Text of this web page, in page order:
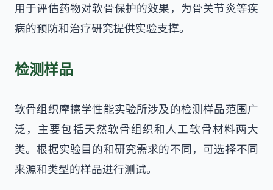
用于评估药物对软骨保护的效果，为骨关节炎等疾
病的预防和治疗研究提供实验支撑。
检测样品
软骨组织摩擦学性能实验所涉及的检测样品范围广
泛，主要包括天然软骨组织和人工软骨材料两大
类。根据实验目的和研究需求的不同，可选择不同
来源和类型的样品进行测试。